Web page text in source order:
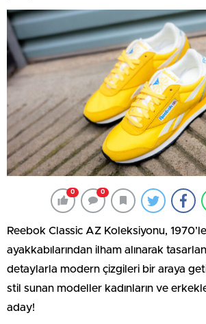
0 0
Reebok Classic AZ Koleksiyonu,
ayakkabılarından ilham alınarak
detaylarla modern çizgileri bir araya
stil sunan modeller kadınların ve
aday!